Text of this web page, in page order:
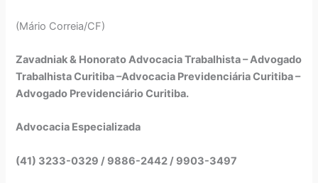
(Mário Correia/CF)
Zavadniak & Honorato Advocacia Trabalhista – Advogado
Trabalhista Curitiba –Advocacia Previdenciária Curitiba –
Advogado Previdenciário Curitiba.
Advocacia Especializada
(41) 3233-0329 / 9886-2442 / 9903-3497